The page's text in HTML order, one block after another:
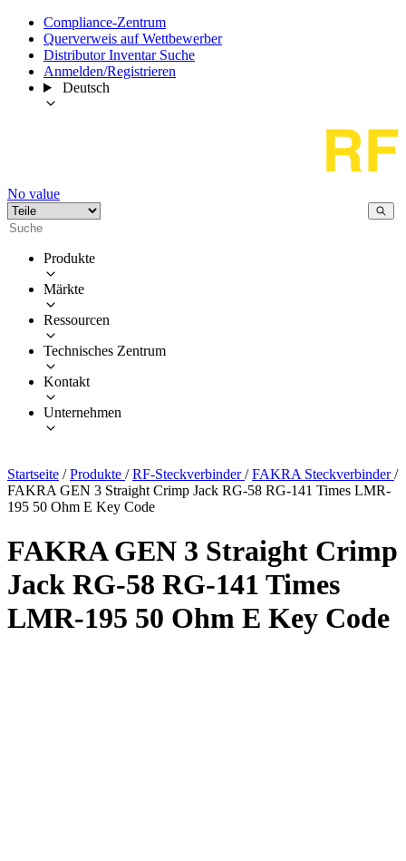
Compliance-Zentrum
Querverweis auf Wettbewerber
Distributor Inventar Suche
Anmelden/Registrieren
Deutsch
No value
Produkte
Märkte
Ressourcen
Technisches Zentrum
Kontakt
Unternehmen
Startseite / Produkte / RF-Steckverbinder/ FAKRA Steckverbinder/
FAKRA GEN 3 Straight Crimp Jack RG-58 RG-141 Times LMR-
195 50 Ohm E Key Code
FAKRA GEN 3 Straight Crimp
Jack RG-58 RG-141 Times
LMR-195 50 Ohm E Key Code